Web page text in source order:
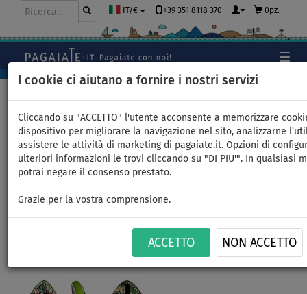
I cookie ci aiutano a fornire i nostri servizi
Cliccando su "ACCETTO" l'utente acconsente a memorizzare
dispositivo per migliorare la navigazione nel sito, analizzarne
assistere le attività di marketing di pagaiate.it. Opzioni di
ulteriori informazioni le trovi cliccando su "DI PIU'". In qualsiasi
potrai negare il consenso prestato.
Grazie per la vostra comprensione.
ACCETTO NON ACCETTO
IT/€ +39 351 8118 370 0pz.
SUP iBOARD 11' TOUCAN - SUP
gonfiabile - opzione: set base
Next